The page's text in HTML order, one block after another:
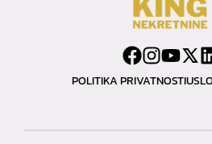
POLITIKA PRIVATNOSTI